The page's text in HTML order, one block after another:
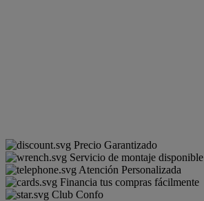
Precio Garantizado
Servicio de montaje disponible
Atención Personalizada
Financia tus compras fácilmente
Club Confo